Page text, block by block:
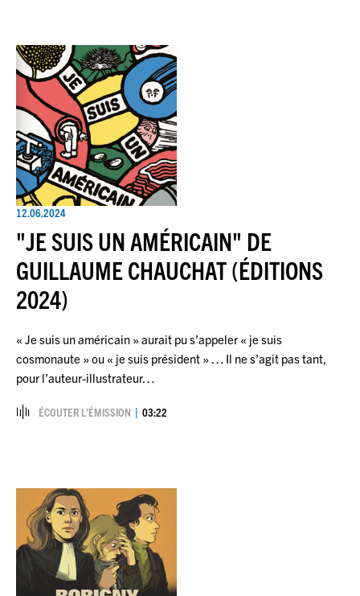
12.06.2024
"JE SUIS UN AMÉRICAIN" DE
GUILLAUME CHAUCHAT (ÉDITIONS
2024)
« Je suis un américain » aurait pu s’appeler « je suis
cosmonaute » ou « je suis président » … Il ne s’agit pas tant,
pour l’auteur-illustrateur…
ÉCOUTER L’ÉMISSION 03:22